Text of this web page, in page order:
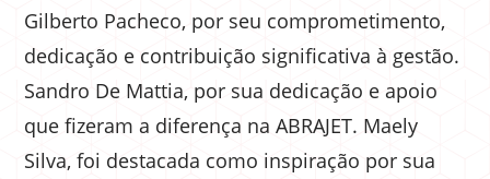
Gilberto Pacheco, por seu comprometimento,
dedicação e contribuição significativa à gestão.
Sandro De Mattia, por sua dedicação e apoio
que fizeram a diferença na ABRAJET. Maely
Silva, foi destacada como inspiração por sua